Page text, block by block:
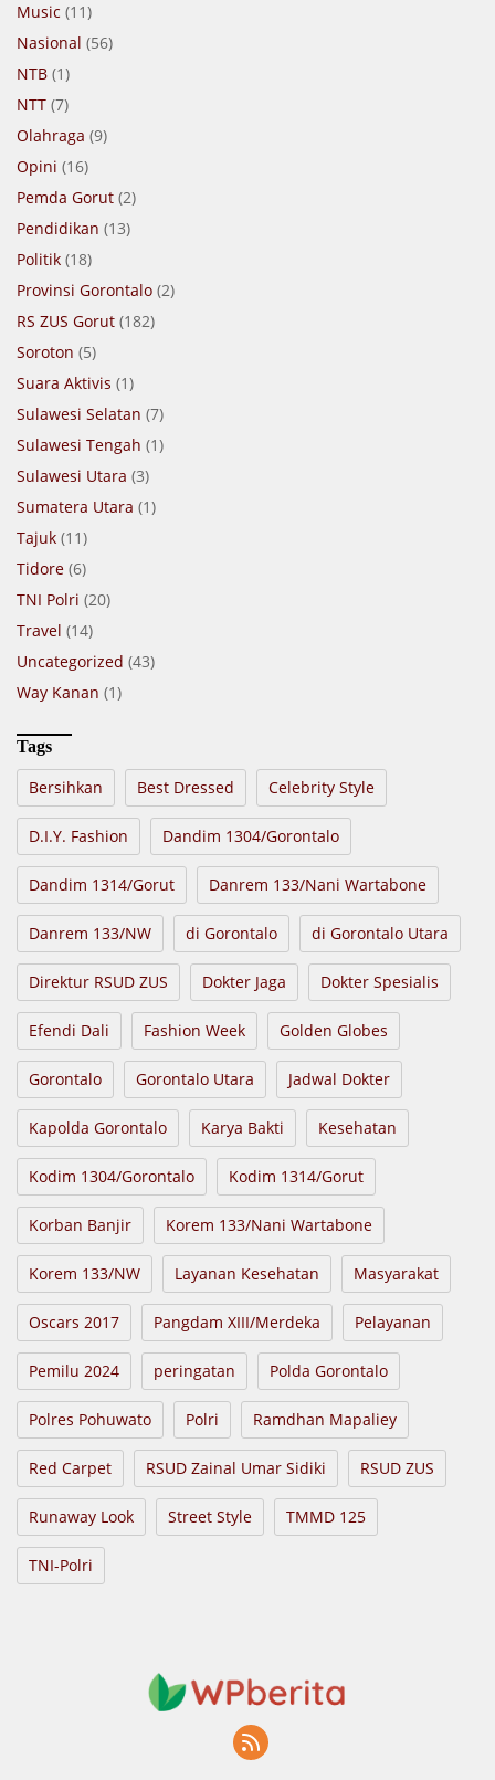
Music (11)
Nasional (56)
NTB (1)
NTT (7)
Olahraga (9)
Opini (16)
Pemda Gorut (2)
Pendidikan (13)
Politik (18)
Provinsi Gorontalo (2)
RS ZUS Gorut (182)
Soroton (5)
Suara Aktivis (1)
Sulawesi Selatan (7)
Sulawesi Tengah (1)
Sulawesi Utara (3)
Sumatera Utara (1)
Tajuk (11)
Tidore (6)
TNI Polri (20)
Travel (14)
Uncategorized (43)
Way Kanan (1)
Tags
Bersihkan Best Dressed Celebrity Style
D.I.Y. Fashion Dandim 1304/Gorontalo
Dandim 1314/Gorut Danrem 133/Nani Wartabone
Danrem 133/NW di Gorontalo di Gorontalo Utara
Direktur RSUD ZUS Dokter Jaga Dokter Spesialis
Efendi Dali Fashion Week Golden Globes
Gorontalo Gorontalo Utara Jadwal Dokter
Kapolda Gorontalo Karya Bakti Kesehatan
Kodim 1304/Gorontalo Kodim 1314/Gorut
Korban Banjir Korem 133/Nani Wartabone
Korem 133/NW Layanan Kesehatan Masyarakat
Oscars 2017 Pangdam XIII/Merdeka Pelayanan
Pemilu 2024 peringatan Polda Gorontalo
Polres Pohuwato Polri Ramdhan Mapaliey
Red Carpet RSUD Zainal Umar Sidiki RSUD ZUS
Runaway Look Street Style TMMD 125
TNI-Polri